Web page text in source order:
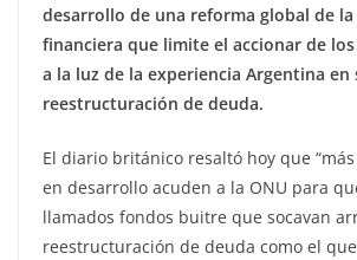
desarrollo de una reforma global de
financiera que limite el accionar de
a la luz de la experiencia Argentina en
reestructuración de deuda.
El diario británico resaltó hoy que
en desarrollo acuden a la ONU para
llamados fondos buitre que socavan
reestructuración de deuda como el